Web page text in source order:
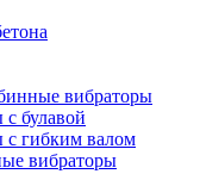
вибраторы
булавой
с гибким валом
вибраторы